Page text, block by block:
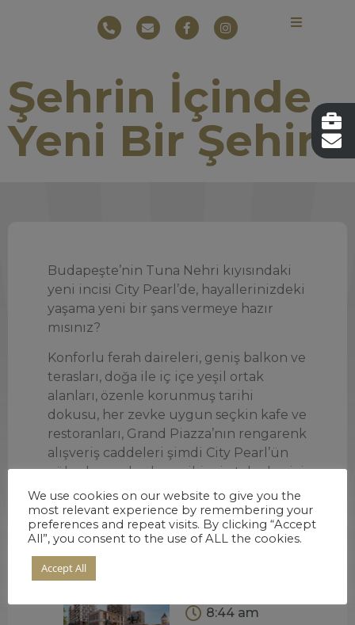
Şehrin İçinde
Yeni Bir Şehir
Budapeşte’nin Tuna Nehri kıyısındaki
yeni incisi City Pearl’de, hayallerinizdeki
yaşama yeni bir şans vermeye hazır
mısınız?
Konforlu ferah daireleri, geniş balkon ve
terasları, doğa ile iç içe yeşil ortak
alanları, özenle korunmuş tarihi
dokusu, her zevke uygun seçkin kafe ve
restoranları, Grand Piazza’nın rengarenk
alışveriş caddeleri şimdi City Pearl’ün
yükselmeye başlayan ikinci etabıyla, sizi
de bekliyor.
Siz de hemen gelin,yeni evinizi keşfedin.
8:44 am
We use cookies on our website to give you the
most relevant experience by remembering your
preferences and repeat visits. By clicking “Accept
All”, you consent to the use of ALL the cookies.
Accept All